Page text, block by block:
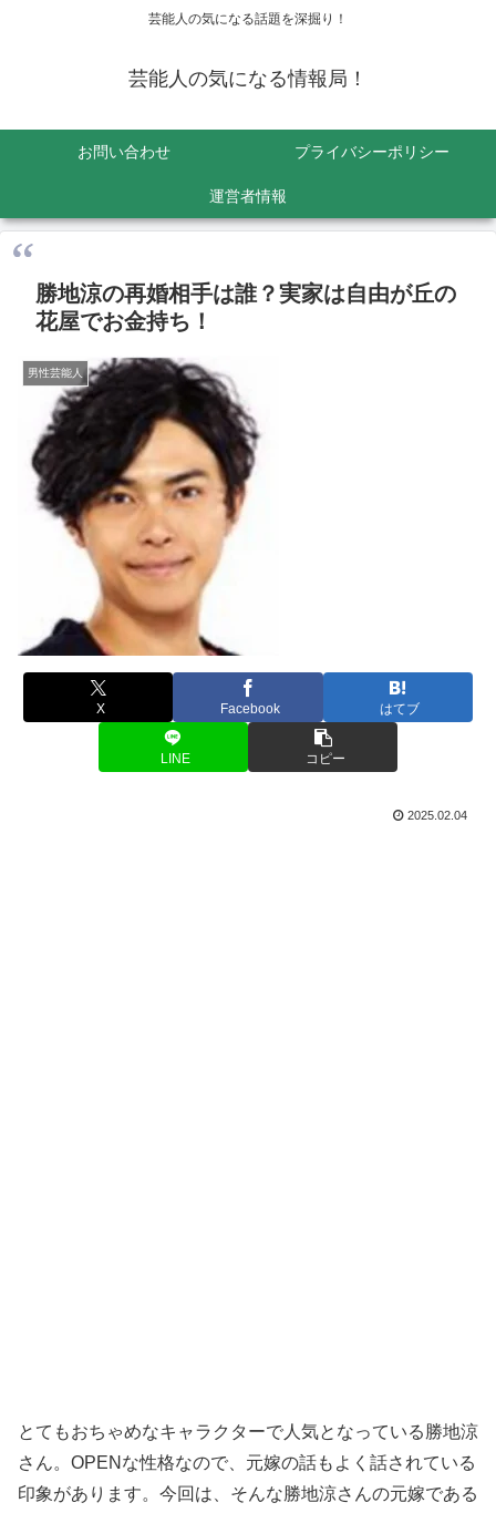
芸能人の気になる話題を深掘り！
芸能人の気になる情報局！
お問い合わせ プライバシーポリシー
運営者情報
勝地涼の再婚相手は誰？実家は自由が丘の
花屋でお金持ち！
男性芸能人
X Facebook はてブ
LINE コピー
2025.02.04
とてもおちゃめなキャラクターで人気となっている勝地涼
さん。OPENな性格なので、元嫁の話もよく話されている
印象があります。今回は、そんな勝地涼さんの元嫁である